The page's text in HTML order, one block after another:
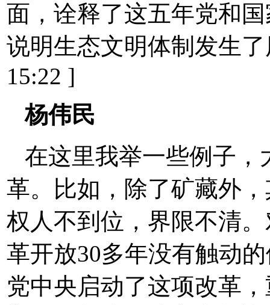
面，诠释了这五年党和
说明生态文明体制发生
15:22 ]
杨伟民
在这里我举一些例子
革。比如，除了矿藏外
权人不到位，界限不清
革开放30多年没有触动
党中央启动了这项改革